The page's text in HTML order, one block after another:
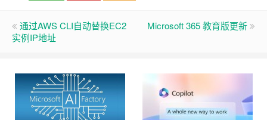
通过AWS CLI自动替换EC2
实例IP地址
Microsoft 365 教育版更新